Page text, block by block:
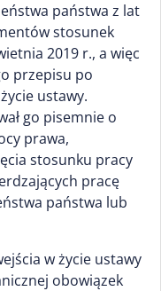
państwa z lat
stosunek
2019 r., a więc
przepisu po
ustawy.
go pisemnie o
prawa,
stosunku pracy
pracę
państwa lub
w życie ustawy
obowiązek